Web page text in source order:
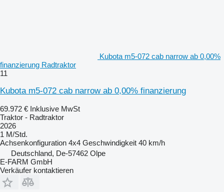
Kubota m5-072 cab narrow ab 0,00%
finanzierung Radtraktor
11
Kubota m5-072 cab narrow ab 0,00% finanzierung
69.972 € Inklusive MwSt
Traktor - Radtraktor
2026
1 M/Std.
Achsenkonfiguration 4x4 Geschwindigkeit 40 km/h
Deutschland, De-57462 Olpe
E-FARM GmbH
Verkäufer kontaktieren